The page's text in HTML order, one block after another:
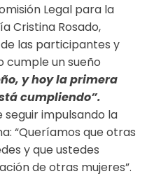
Legal para la
Cristina Rosado,
las participantes y
cumple un sueño
y hoy la primera
cumpliendo”.
seguir impulsando la
“Queríamos que otras
y que ustedes
de otras mujeres”.